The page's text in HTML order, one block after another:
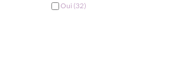
Oui (32)